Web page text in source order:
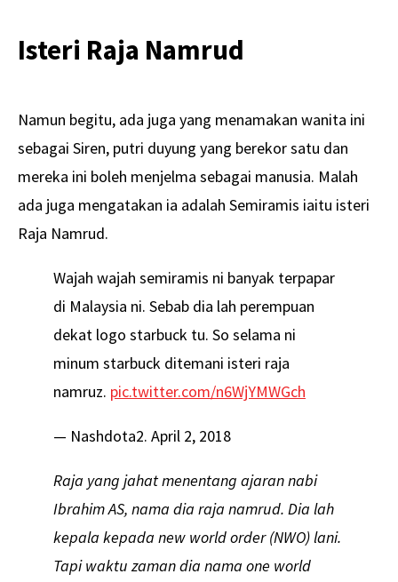
Isteri Raja Namrud
Namun begitu, ada juga yang menamakan wanita ini
sebagai Siren, putri duyung yang berekor satu dan
mereka ini boleh menjelma sebagai manusia. Malah
ada juga mengatakan ia adalah Semiramis iaitu isteri
Raja Namrud.
Wajah wajah semiramis ni banyak terpapar
di Malaysia ni. Sebab dia lah perempuan
dekat logo starbuck tu. So selama ni
minum starbuck ditemani isteri raja
namruz. pic.twitter.com/n6WjYMWGch
— Nashdota2. April 2, 2018
Raja yang jahat menentang ajaran nabi
Ibrahim AS, nama dia raja namrud. Dia lah
kepala kepada new world order (NWO) lani.
Tapi waktu zaman dia nama one world